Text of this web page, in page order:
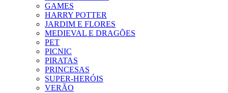
GAMES
HARRY POTTER
JARDIM E FLORES
MEDIEVAL E DRAGÕES
PET
PICNIC
PIRATAS
PRINCESAS
SUPER-HERÓIS
VERÃO